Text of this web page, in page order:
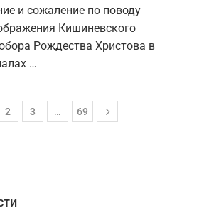
и сожаление по поводу
Кишиневского
Рождества Христова в
…
2 3 … 69